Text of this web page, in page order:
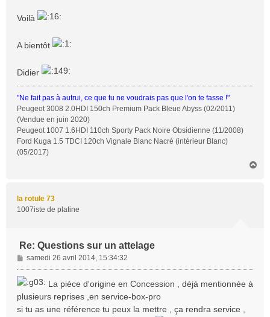
Voilà
A bientôt
Didier
"Ne fait pas à autrui, ce que tu ne voudrais pas que l'on te fasse !"
Peugeot 3008 2.0HDI 150ch Premium Pack Bleue Abyss (02/2011)
(Vendue en juin 2020)
Peugeot 1007 1.6HDI 110ch Sporty Pack Noire Obsidienne (11/2008)
Ford Kuga 1.5 TDCI 120ch Vignale Blanc Nacré (intérieur Blanc)
(05/2017)
la rotule 73
1007iste de platine
Re: Questions sur un attelage
M
e
s
a
g
samedi 26 avril 2014, 15:34:32
La pièce d'origine en Concession , déjà mentionnée à
plusieurs reprises ,en service-box-pro
si tu as une référence tu peux la mettre , ça rendra service ,